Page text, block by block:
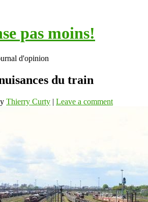
pas moins!
d'opinion
du train
Thierry Curty | Leave a comment